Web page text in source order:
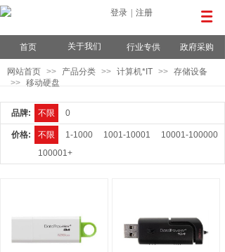
登录 注册
首页 关于我们 行业专供 政府采购
网站首页 >> 产品分类 >> 计算机*IT >> 存储设备
>> 移动硬盘
品牌: 不限 0
价格: 不限 1-1000 1001-10001
10001-100000
100001+